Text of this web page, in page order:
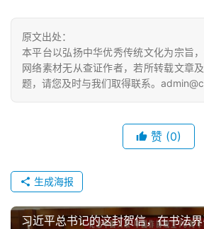
讯
书
法
研
原文出处：
本平台以弘扬中华优秀传统文化为宗旨
网络素材无从查证作者，若所转载文章
题，请您及时与我们取得联系。
赞 (0)
生成海报
习近平总书记的这封贺信，在书法